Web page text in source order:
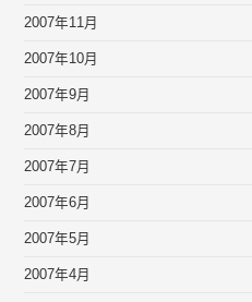
2007年11月
2007年10月
2007年9月
2007年8月
2007年7月
2007年6月
2007年5月
2007年4月